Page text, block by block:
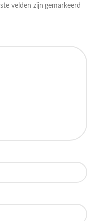
velden zijn gemarkeerd